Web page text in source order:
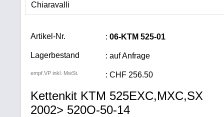
Chiaravalli
Artikel-Nr. : 06-KTM 525-01
Lagerbestand : auf Anfrage
empf.VP inkl. MwSt. : CHF 256.50
Kettenkit KTM 525EXC,MXC,SX
2002> 520O-50-14